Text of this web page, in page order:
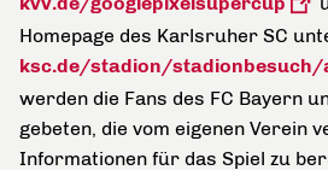
Homepage des Karlsruher SC
ksc.de/stadion/stadionbesuch/
werden die Fans des FC Bayern
gebeten, die vom eigenen Verein
Informationen für das Spiel zu